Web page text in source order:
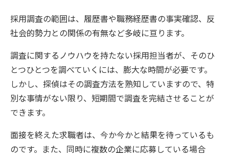
採用調査の範囲は、履歴書や職務経歴書の事実確認、反
社会的勢力との関係の有無など多岐に亘ります。
調査に関するノウハウを持たない採用担当者が、そのひ
とつひとつを調べていくには、膨大な時間が必要です。
しかし、探偵はその調査方法を熟知していますので、特
別な事情がない限り、短期間で調査を完結させることが
できます。
面接を終えた求職者は、今か今かと結果を待っているも
のです。また、同時に複数の企業に応募している場合